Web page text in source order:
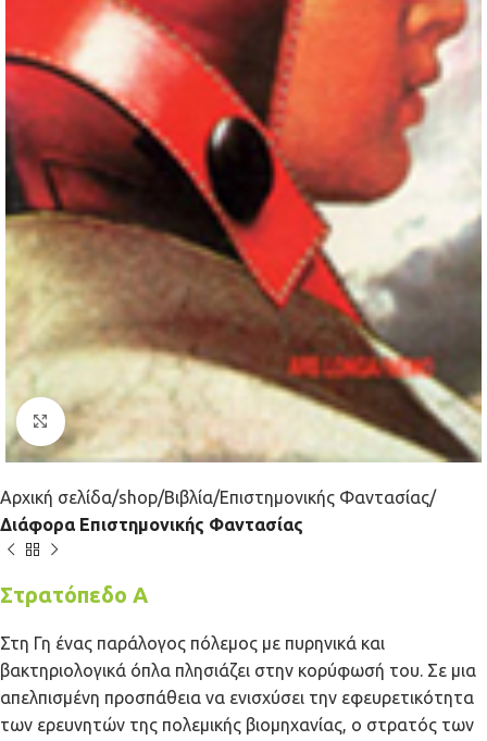
Κλικ για μεγέθυνση
Αρχική σελίδα shop Βιβλία Επιστημονικής Φαντασίας
Διάφορα Επιστημονικής Φαντασίας
Στρατόπεδο Α
Στη Γη ένας παράλογος πόλεμος με πυρηνικά και
βακτηριολογικά όπλα πλησιάζει στην κορύφωσή του. Σε μια
απελπισμένη προσπάθεια να ενισχύσει την εφευρετικότητα
των ερευνητών της πολεμικής βιομηχανίας, ο στρατός των